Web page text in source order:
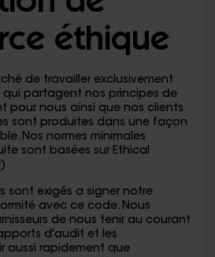
éthique
de travailler exclusivement
qui partagent nos principes de
pour nous ainsi que nos clients
sont produites dans une façon
Nos normes minimales
sont basées sur Ethical
sont exigés a signer notre
avec ce code. Nous
de nous tenir au courant
d'audit et les
aussi rapidement que